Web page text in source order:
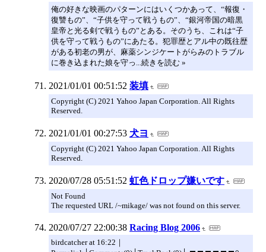
俺の好きな映画のパターンにはいくつかあって、“報復・
復讐もの”、“子供を守って戦うもの”、“銀河帝国の暗黒
皇帝と光る剣で戦うもの”とある。そのうち、これは“子
供を守って戦うもの”にあたる。犯罪歴とアル中の既往歴
がある初老の男が、麻薬シンジケートがらみのトラブル
に巻き込まれた娘を守っ...続きを読む »
2021/01/01 00:51:52 装填
Copyright (C) 2021 Yahoo Japan Corporation. All Rights
Reserved.
2021/01/01 00:27:53 犬ヨ
Copyright (C) 2021 Yahoo Japan Corporation. All Rights
Reserved.
2020/07/28 05:51:52 虹色ドロップ嫌いです
Not Found
The requested URL /~mikage/ was not found on this server.
2020/07/27 22:00:38 Racing Blog 2006
birdcatcher at 16:22｜